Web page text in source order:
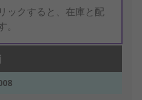
ックすると、在庫と配